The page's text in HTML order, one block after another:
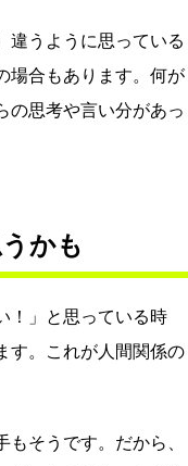
違うように思っている
場合もあります。何が
の思考や言い分があっ
かも
！」と思っている時
す。これが人間関係の
そうです。だから、